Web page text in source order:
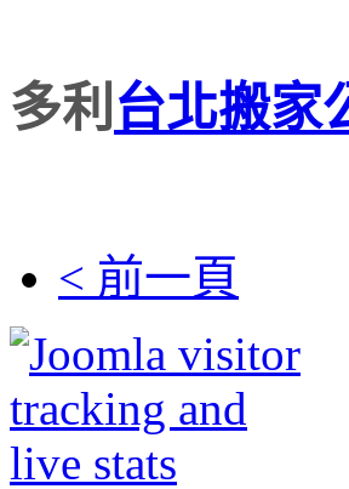
多利 台北搬家
< 前一頁